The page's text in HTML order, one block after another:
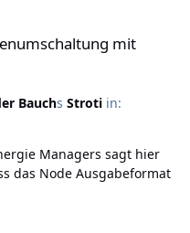
denn mit dem
Smart Meter eingebaut,
und ein wenig
mir jetzt noch einen
mit
Bauchs Strotiin: